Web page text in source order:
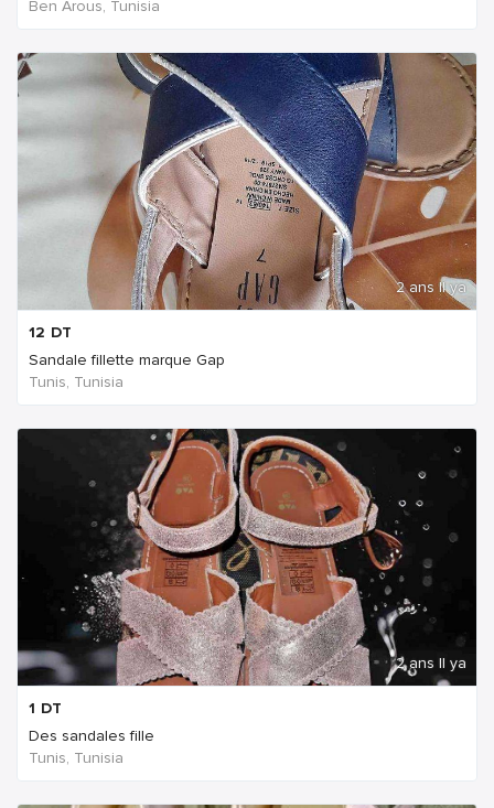
Ben Arous, Tunisia
2 ans Il ya
12 DT
Sandale fillette marque Gap
Tunis, Tunisia
2 ans Il ya
1 DT
Des sandales fille
Tunis, Tunisia